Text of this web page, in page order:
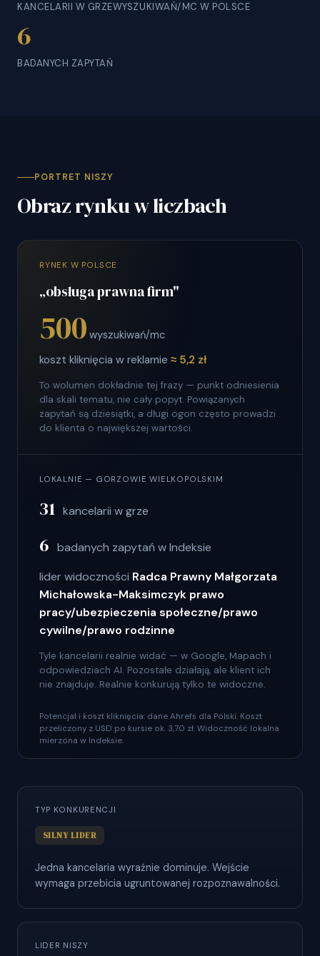
KANCELARII W GRZEWYSZUKIWAŃ/MC W POLSCE
6
BADANYCH ZAPYTAŃ
PORTRET NISZY
Obraz rynku w liczbach
RYNEK W POLSCE
„obsługa prawna firm"
500 wyszukiwań/mc
koszt kliknięcia w reklamie ≈ 5,2 zł
To wolumen dokładnie tej frazy — punkt odniesienia
dla skali tematu, nie cały popyt. Powiązanych
zapytań są dziesiątki, a długi ogon często prowadzi
do klienta o największej wartości.
LOKALNIE — GORZOWIE WIELKOPOLSKIM
31 kancelarii w grze
6 badanych zapytań w Indeksie
lider widoczności Radca Prawny Małgorzata
Michałowska-Maksimczyk prawo
pracy/ubezpieczenia społeczne/prawo
cywilne/prawo rodzinne
Tyle kancelarii realnie widać — w Google, Mapach i
odpowiedziach AI. Pozostałe działają, ale klient ich
nie znajduje. Realnie konkurują tylko te widoczne.
Potencjał i koszt kliknięcia: dane Ahrefs dla Polski. Koszt
przeliczony z USD po kursie ok. 3,70 zł. Widoczność lokalna
mierzona w Indeksie.
TYP KONKURENCJI
SILNY LIDER
Jedna kancelaria wyraźnie dominuje. Wejście
wymaga przebicia ugruntowanej rozpoznawalności.
LIDER NISZY